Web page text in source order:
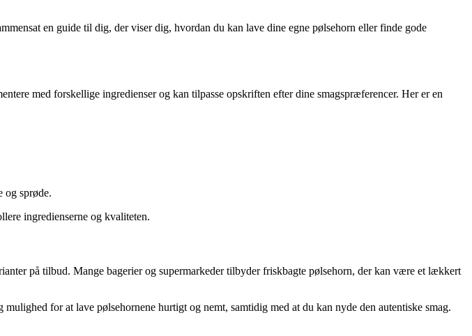
en guide til dig, der viser dig, hvordan du kan lave dine egne pølsehorn eller finde gode
med forskellige ingredienser og kan tilpasse opskriften efter dine smagspræferencer. Her er en
og sprøde.
ingredienserne og kvaliteten.
på tilbud. Mange bagerier og supermarkeder tilbyder friskbagte pølsehorn, der kan være et lækkert
for at lave pølsehornene hurtigt og nemt, samtidig med at du kan nyde den autentiske smag.